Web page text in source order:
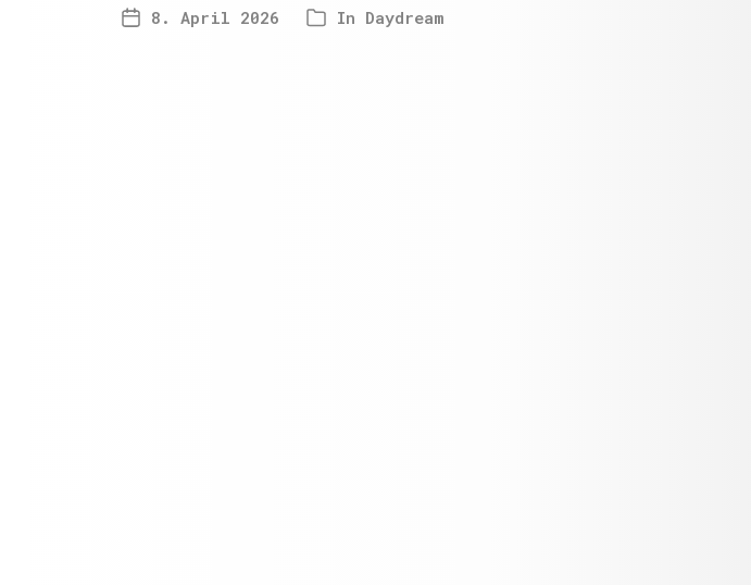
8. April 2026 In Daydream